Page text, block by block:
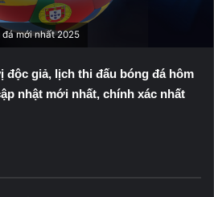
mới nhất 2025
giả, lịch thi đấu bóng đá hôm
nhật mới nhất, chính xác nhất